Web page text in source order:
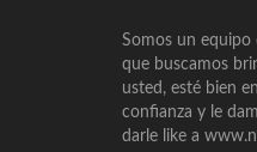
Somos un equipo
que buscamos
usted, esté bien
confianza y le
darle like a